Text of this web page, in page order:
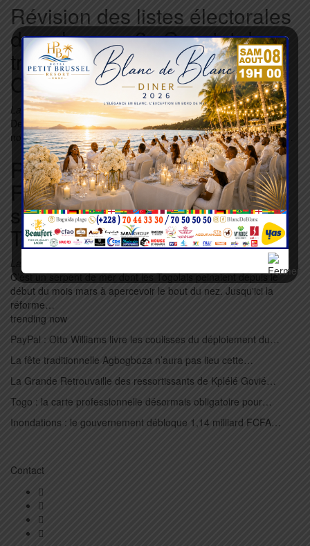
Révision des listes électorales
dans la zone 2 : Constat dans
trois préfectures la région
Centrale
Lazarre KONDO15 Avr 2025
Depuis ce lundi 14 avril, la région Centrale du Togo connaît une
nouvelle phase de révision des listes électorales dans le cadre…
Révision de la Constitution : «
Faure Gnassingbé prêt à des
sacrifices pour la stabilité du
Togo »
Lazarre KONDO
C’est un serpent de mer dont les Togolais peinaient depuis le
début du mois mars à apercevoir le bout du nez. Jusqu'ici la
réforme…
trending now
PayPal : Otto Williams livre les coulisses du déploiement du…
La fête traditionnelle Agbogboza n’aura pas lieu cette…
La Grande Retrouvaille des ressortissants de Kplélé Govié…
Togo : la carte professionnelle désormais obligatoire pour…
Inondations : le gouvernement débloque 1,14 milliard FCFA…
Contact